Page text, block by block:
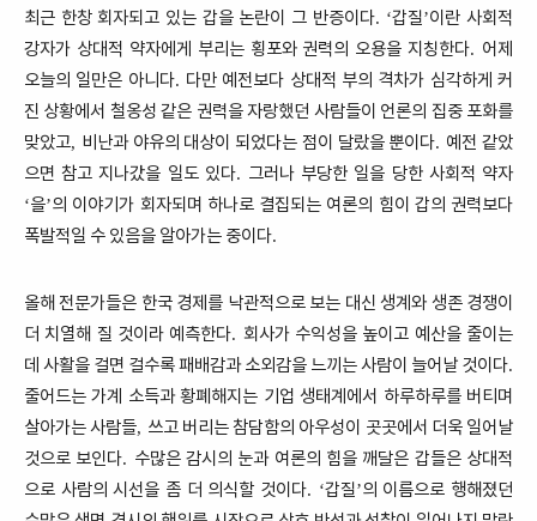
최근 한창 회자되고 있는 갑을 논란이 그 반증이다. ‘갑질’이란 사회적
강자가 상대적 약자에게 부리는 횡포와 권력의 오용을 지칭한다. 어제
오늘의 일만은 아니다. 다만 예전보다 상대적 부의 격차가 심각하게 커
진 상황에서 철옹성 같은 권력을 자랑했던 사람들이 언론의 집중 포화를
맞았고, 비난과 야유의 대상이 되었다는 점이 달랐을 뿐이다. 예전 같았
으면 참고 지나갔을 일도 있다. 그러나 부당한 일을 당한 사회적 약자
‘을’의 이야기가 회자되며 하나로 결집되는 여론의 힘이 갑의 권력보다
폭발적일 수 있음을 알아가는 중이다.
올해 전문가들은 한국 경제를 낙관적으로 보는 대신 생계와 생존 경쟁이
더 치열해 질 것이라 예측한다. 회사가 수익성을 높이고 예산을 줄이는
데 사활을 걸면 걸수록 패배감과 소외감을 느끼는 사람이 늘어날 것이다.
줄어드는 가계 소득과 황폐해지는 기업 생태계에서 하루하루를 버티며
살아가는 사람들, 쓰고 버리는 참담함의 아우성이 곳곳에서 더욱 일어날
것으로 보인다. 수많은 감시의 눈과 여론의 힘을 깨달은 갑들은 상대적
으로 사람의 시선을 좀 더 의식할 것이다. ‘갑질’의 이름으로 행해졌던